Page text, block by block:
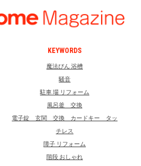
KEYWORDS
魔法びん 浴槽
騒音
駐車 場 リフォーム
風呂釜 交換
電子錠 玄関 交換 カードキー タッ
チレス
障子 リフォーム
階段 おしゃれ